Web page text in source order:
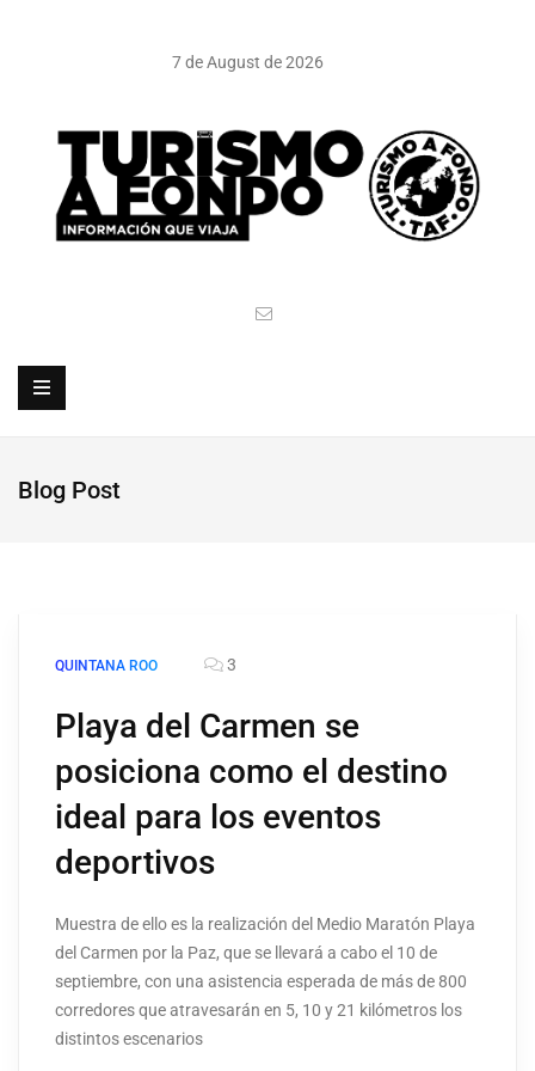
7 de August de 2026
Blog Post
QUINTANA ROO 3
Playa del Carmen se
posiciona como el destino
ideal para los eventos
deportivos
Muestra de ello es la realización del Medio Maratón Playa
del Carmen por la Paz, que se llevará a cabo el 10 de
septiembre, con una asistencia esperada de más de 800
corredores que atravesarán en 5, 10 y 21 kilómetros los
distintos escenarios